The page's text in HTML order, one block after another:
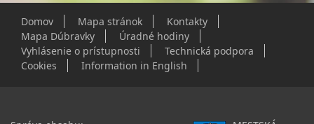
Domov Mapa stránok
Kontakty
Mapa Dúbravky
Úradné hodiny
Vyhlásenie o prístupnosti
Technická podpora
Cookies
Information in English